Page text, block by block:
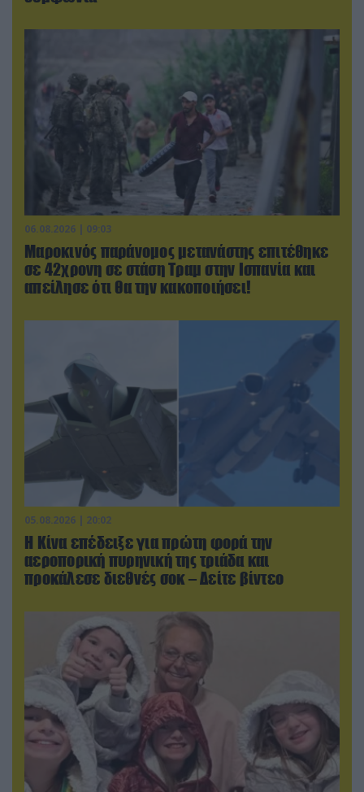
06.08.2026 | 09:03
Μαροκινός παράνομος μετανάστης επιτέθηκε
σε 42χρονη σε στάση Τραμ στην Ισπανία και
απείλησε ότι θα την κακοποιήσει!
05.08.2026 | 20:02
Η Κίνα επέδειξε για πρώτη φορά την
αεροπορική πυρηνική της τριάδα και
προκάλεσε διεθνές σοκ – Δείτε βίντεο